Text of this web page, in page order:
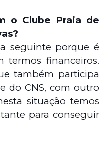
o Clube Praia de
seguinte porque é
termos financeiros.
também participa
do CNS, com outro
situação temos
para conseguir